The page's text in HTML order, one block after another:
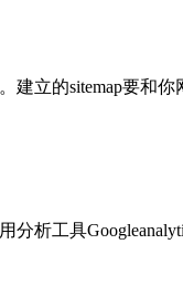
立的sitemap要和你
析工具